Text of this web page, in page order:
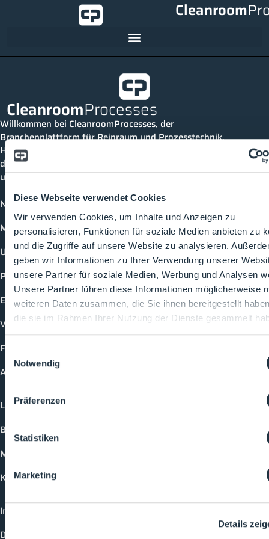
Diese Webseite verwendet Cookies
Wir verwenden Cookies, um Inhalte und Anzeigen zu
personalisieren, Funktionen für soziale Medien anbieten zu
und die Zugriffe auf unsere Website zu analysieren.
geben wir Informationen zu Ihrer Verwendung unserer
unsere Partner für soziale Medien, Werbung und Analysen
Unsere Partner führen diese Informationen möglicherweise
weiteren Daten zusammen, die Sie ihnen bereitgestellt
die sie im Rahmen Ihrer Nutzung der Dienste gesammelt
Einwilligungsauswahl
Notwendig
Präferenzen
Statistiken
Marketing
Details
Cleanroom
CleanroomProcesses
Willkommen bei CleanroomProcesses, der
Branchenplattform für Reinraum und Prozesstechnik.
Hier bleibst du immer auf dem neuesten Stand, kannst
dich mit anderen verknüpfen und alle relevanten Themen
und Events der Branche entdecken.
News
Mediathek
Unternehmen
Produkte
Events
Vorträge
Future-Faces
Academy
Login
Buchungsmöglichkeiten
Medienformate
Kontakt
Impressum
Datenschutzerklärung